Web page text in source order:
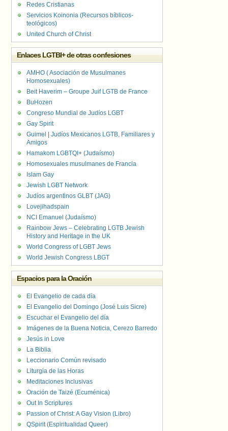
Redes Cristianas
Servicios Koinonia (Recursos bíblicos-
teológicos)
United Church of Christ
Enlaces LGTBI+ de otras confesiones
AMHO ( Asociación de Musulmanes
Homosexuales)
Beit Haverim – Groupe Juif LGTB de France
BuHozen
Congreso Mundial de Judíos LGBT
Gay Spirit
Guimel | Judíos Mexicanos LGTB, Familiares y
Amigos
Hamakom LGBTQI+ (Judaísmo)
Homosexuales musulmanes de Francia
Islam Gay
Jewish LGBT Network
Judíos argentinos GLBT (JAG)
Lovejihadspain
NCI Emanuel (Judaísmo)
Rainbow Jews – Celebrating LGTB Jewish
History and Heritage in the UK
World Congress of LGBT Jews
World Jewish Congress LBGT
Espacios para la Oración
El Evangelio de cada día
El Evangelio del Domingo (José Luis Sicre)
Escuchar el Evangelio del día
Imágenes de la Buena Noticia, Cerezo Barredo
Jesús in Love
La Biblia
Leccionario Común revisado
Liturgia de las Horas
Meditaciones Inclusivas
Oración de Taizé (Ecuménica)
Out In Scriptures
Passion of Christ: A Gay Vision (Libro)
QSpirit (Espiritualidad Queer)